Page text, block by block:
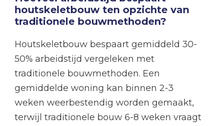
houtskeletbouw ten opzichte van
traditionele bouwmethoden?
Houtskeletbouw bespaart gemiddeld 30-
50% arbeidstijd vergeleken met
traditionele bouwmethoden. Een
gemiddelde woning kan binnen 2-3
weken weerbestendig worden gemaakt,
terwijl traditionele bouw 6-8 weken vraagt